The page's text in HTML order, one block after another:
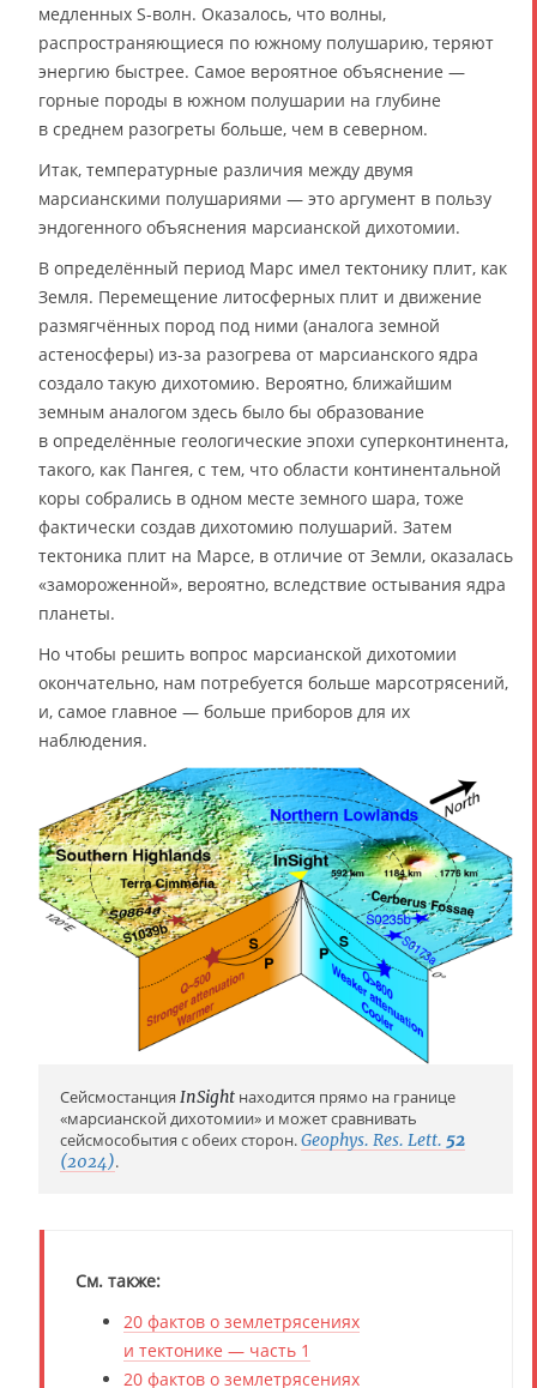
медленных S-волн. Оказалось, что волны,
распространяющиеся по южному полушарию, теряют
энергию быстрее. Самое вероятное объяснение —
горные породы в южном полушарии на глубине
в среднем разогреты больше, чем в северном.
Итак, температурные различия между двумя
марсианскими полушариями — это аргумент в пользу
эндогенного объяснения марсианской дихотомии.
В определённый период Марс имел тектонику плит, как
Земля. Перемещение литосферных плит и движение
размягчённых пород под ними (аналога земной
астеносферы) из-за разогрева от марсианского ядра
создало такую дихотомию. Вероятно, ближайшим
земным аналогом здесь было бы образование
в определённые геологические эпохи суперконтинента,
такого, как Пангея, с тем, что области континентальной
коры собрались в одном месте земного шара, тоже
фактически создав дихотомию полушарий. Затем
тектоника плит на Марсе, в отличие от Земли, оказалась
«замороженной», вероятно, вследствие остывания ядра
планеты.
Но чтобы решить вопрос марсианской дихотомии
окончательно, нам потребуется больше марсотрясений,
и, самое главное — больше приборов для их
наблюдения.
Сейсмостанция InSight находится прямо на границе
«марсианской дихотомии» и может сравнивать
сейсмособытия с обеих сторон.Geophys. Res. Lett. 52
(2024).
См. также:
20 фактов о землетрясениях
и тектонике — часть 1
20 фактов о землетрясениях